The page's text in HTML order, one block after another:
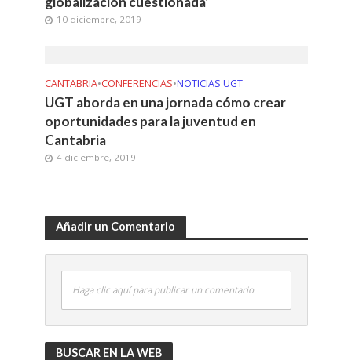
10 diciembre, 2019
CANTABRIA•CONFERENCIAS•NOTICIAS UGT
UGT aborda en una jornada cómo crear
oportunidades para la juventud en
Cantabria
4 diciembre, 2019
Añadir un Comentario
Haga clic aquí para publicar un comentario
BUSCAR EN LA WEB